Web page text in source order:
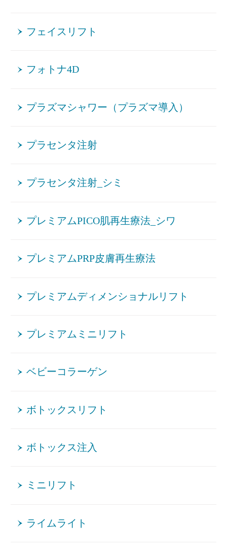
フェイスリフト
フォトナ4D
プラズマシャワー（プラズマ導入）
プラセンタ注射
プラセンタ注射_シミ
プレミアムPICO肌再生療法_シワ
プレミアムPRP皮膚再生療法
プレミアムディメンショナルリフト
プレミアムミニリフト
ベビーコラーゲン
ボトックスリフト
ボトックス注入
ミニリフト
ライムライト